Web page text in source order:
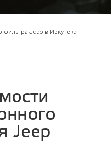
фильтра Jeep в Иркутске
Jeep